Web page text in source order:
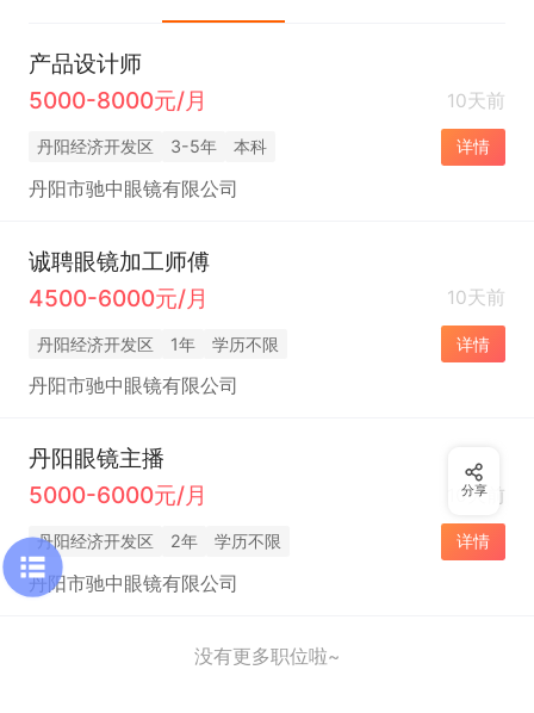
产品设计师
5000-8000元/月
10天前
丹阳经济开发区 3-5年 本科 详情
丹阳市驰中眼镜有限公司
诚聘眼镜加工师傅
4500-6000元/月
10天前
丹阳经济开发区 1年 学历不限 详情
丹阳市驰中眼镜有限公司
丹阳眼镜主播
5000-6000元/月
10天前
丹阳经济开发区 2年 学历不限 详情
丹阳市驰中眼镜有限公司
没有更多职位啦~
分享